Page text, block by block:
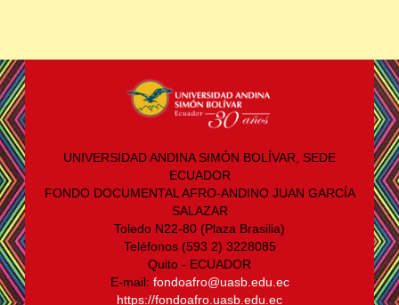
UNIVERSIDAD ANDINA SIMÓN BOLÍVAR, SEDE
ECUADOR
FONDO DOCUMENTAL AFRO-ANDINO JUAN GARCÍA
SALAZAR
Toledo N22-80 (Plaza Brasilia)
Teléfonos (593 2) 3228085
Quito - ECUADOR
E-mail: fondoafro@uasb.edu.ec
https://fondoafro.uasb.edu.ec